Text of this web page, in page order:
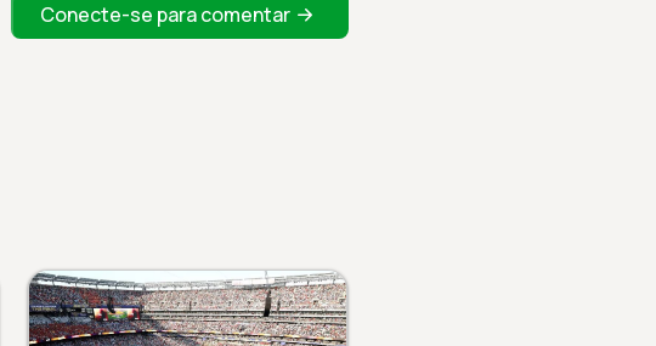
Conecte-se para comentar